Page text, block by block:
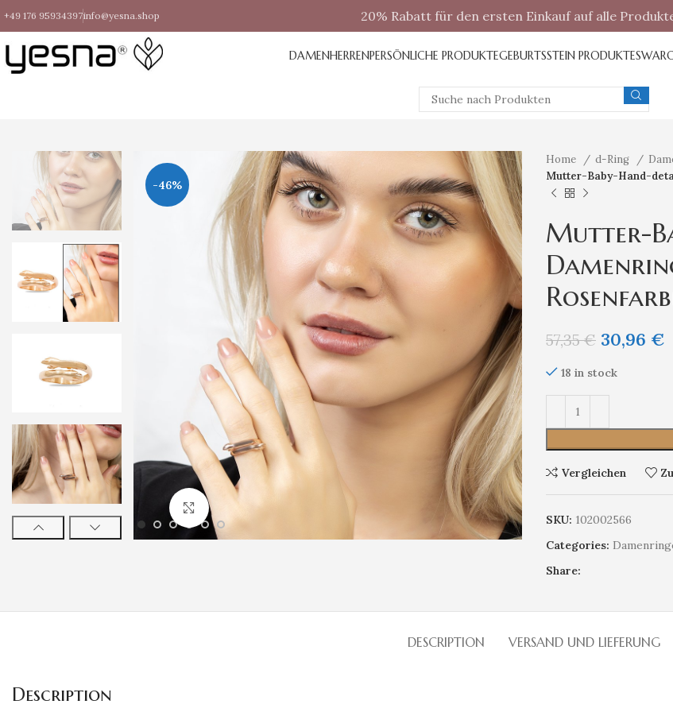
+49 176 95934397info@yesna.shop 20% Rabatt für den ersten Einkauf auf alle
DAMENHERRENPERSÖNLICHE PRODUKTEGEBURTSSTEIN PRODUKTE
-46%
Klicken um zu vergrößern
Home d-Ring
Mutter-Baby-Hand-
Mutter-
57,35€ 30,96 €
18 in stock
Vergleichen
SKU: 102002566
Categories:
Share:
DESCRIPTION VERSAND UND LIEFERUNG
Description